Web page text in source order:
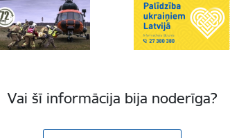
Vai šī informācija bija noderīga?